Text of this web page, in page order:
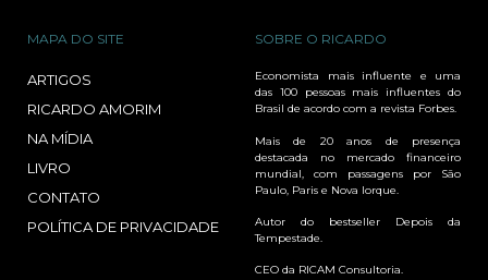
MAPA DO SITE
ARTIGOS
RICARDO AMORIM
NA MÍDIA
LIVRO
CONTATO
POLÍTICA DE PRIVACIDADE
SOBRE O RICARDO
Economista mais influente e uma
das 100 pessoas mais influentes do
Brasil de acordo com a revista Forbes.
Mais de 20 anos de presença
destacada no mercado financeiro
mundial, com passagens por São
Paulo, Paris e Nova Iorque.
Autor do bestseller Depois da
Tempestade.
CEO da RICAM Consultoria.